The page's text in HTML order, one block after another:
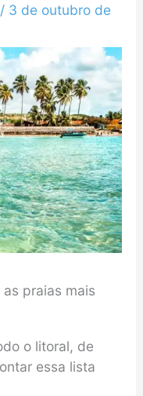
3 de outubro de
praias mais
o litoral, de
essa lista